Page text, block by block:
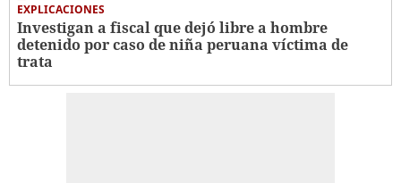
EXPLICACIONES
Investigan a fiscal que dejó libre a hombre
detenido por caso de niña peruana víctima de
trata